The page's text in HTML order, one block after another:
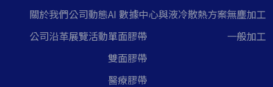
關於我們
公司沿革
公司動態
展覽活動
AI 數據中心與液冷散熱方案
單面膠帶
雙面膠帶
醫療膠帶
無塵加工
一般加工